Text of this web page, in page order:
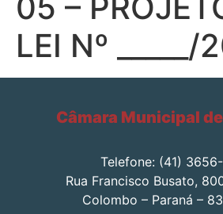
LEI Nº _____/
Câmara Municipal
Telefone: (41)
Rua Francisco Busato,
Colombo – Paraná –